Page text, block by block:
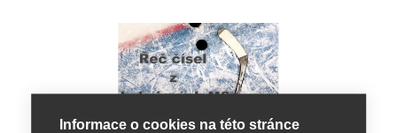
Informace o cookies na této stránce